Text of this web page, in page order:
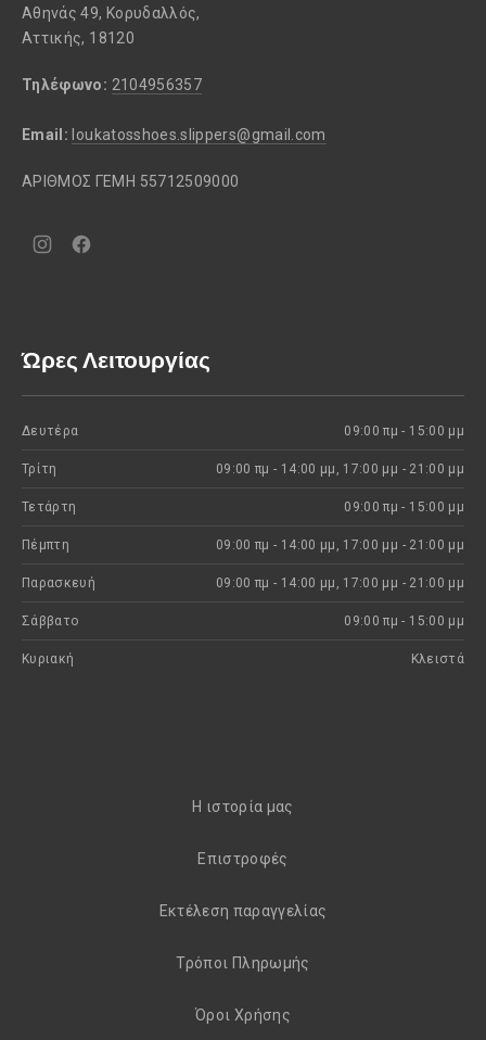
Αθηνάς 49, Κορυδαλλός,
Αττικής, 18120
Τηλέφωνο: 2104956357
Email: loukatosshoes.slippers@gmail.com
ΑΡΙΘΜΟΣ ΓΕΜΗ 55712509000
Νέο
Νέο
Ώρες Λειτουργίας
Δευτέρα 09:00 πμ - 15:00 μμ
Τρίτη 09:00 πμ - 14:00 μμ, 17:00 μμ - 21:00 μμ
Τετάρτη 09:00 πμ - 15:00 μμ
Πέμπτη 09:00 πμ - 14:00 μμ, 17:00 μμ - 21:00 μμ
Παρασκευή 09:00 πμ - 14:00 μμ, 17:00 μμ - 21:00 μμ
Σάββατο 09:00 πμ - 15:00 μμ
Κυριακή Kλειστά
H ιστορία μας
Eπιστροφές
Εκτέλεση παραγγελίας
Τρόποι Πληρωμής
Όροι Χρήσης